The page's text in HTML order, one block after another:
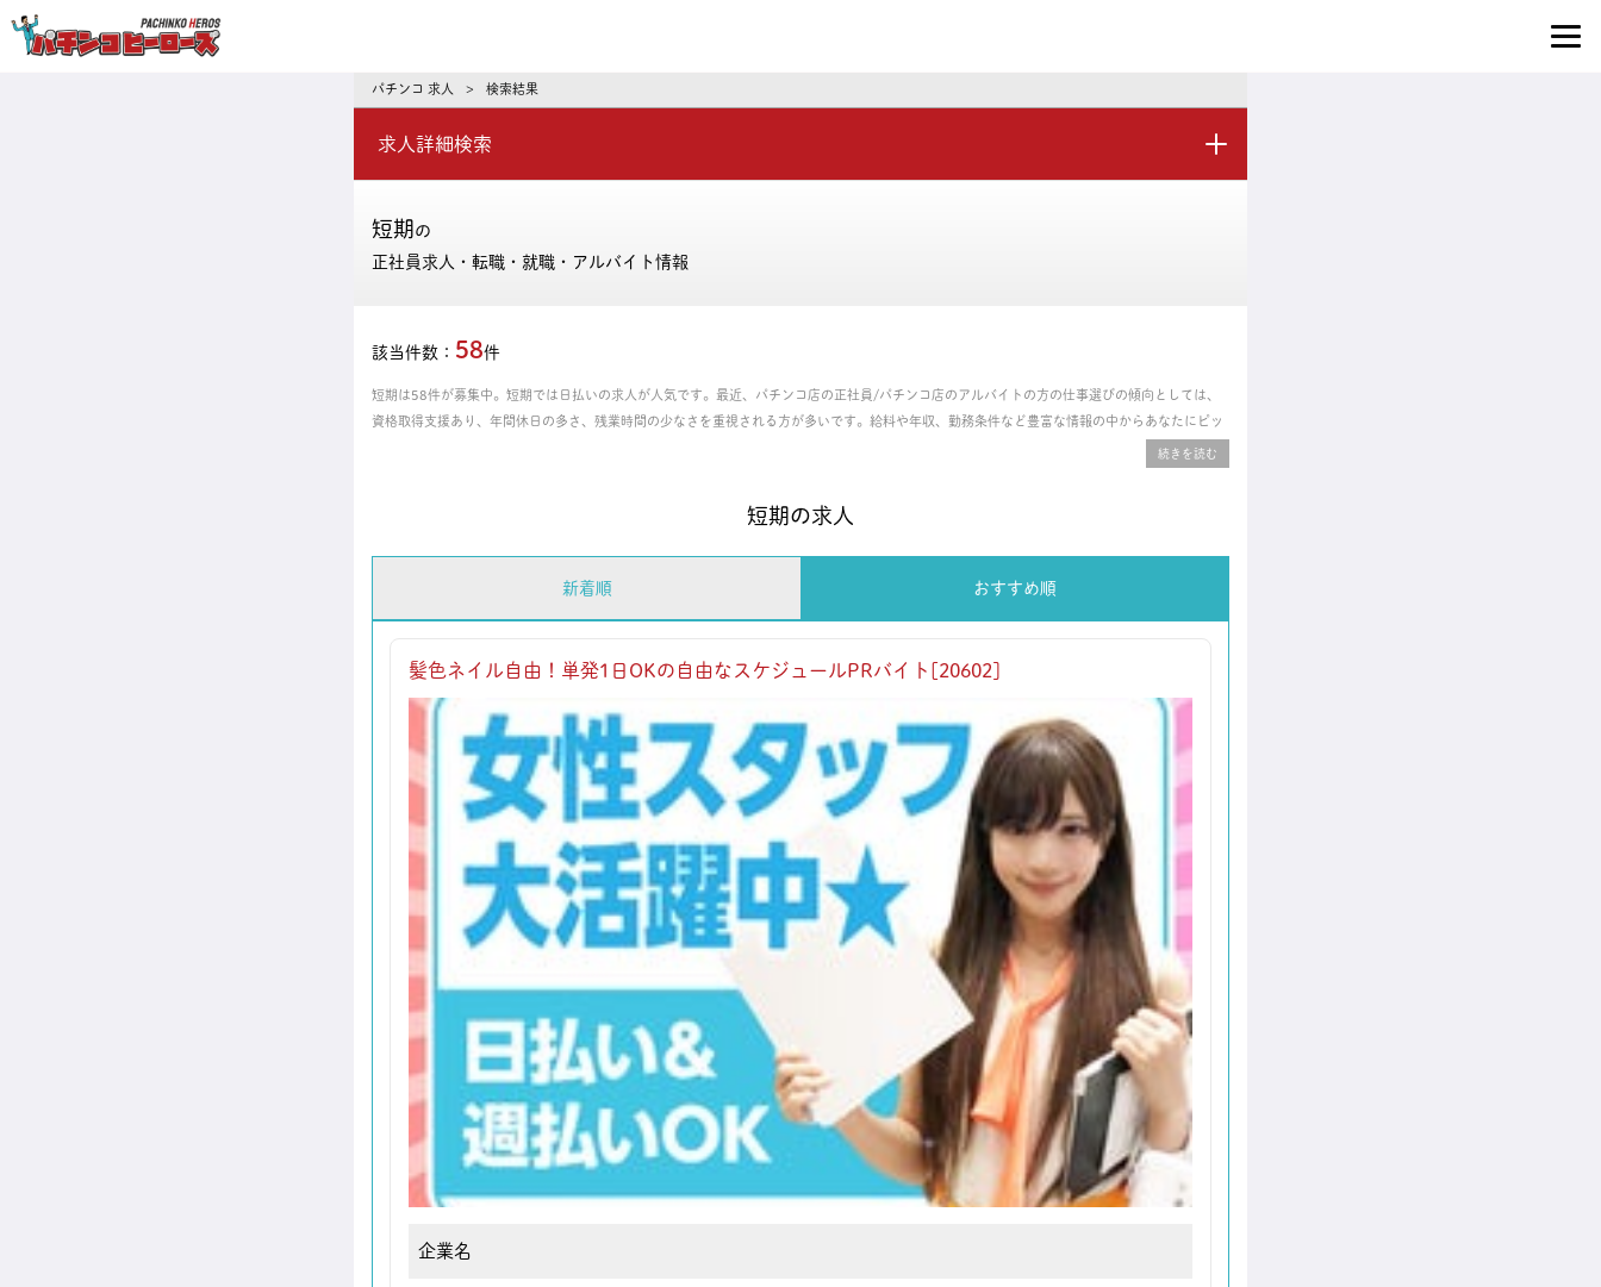
パチンコ 求人 > 検索結果
求人詳細検索
短期 の
正社員求人・転職・就職・アルバイト情報
該当件数： 58件
短期は58件が募集中。短期では日払いの求人が人気です。最近、パチンコ店の正社員/パチンコ店のアルバイトの方の仕事選びの傾向としては、
資格取得支援あり、年間休日の多さ、残業時間の少なさを重視される方が多いです。給料や年収、勤務条件など豊富な情報の中からあなたにピッ
短期の求人
新着順 おすすめ順
髪色ネイル自由！単発1日OKの自由なスケジュールPRバイト[20602]
企業名